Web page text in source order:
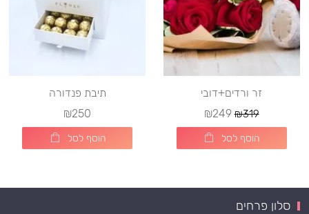
זר ורדים+דובי
₪319
₪249
הוסף לסל
תיבת פנדורה
₪250
הוסף לסל
סלון פרחים